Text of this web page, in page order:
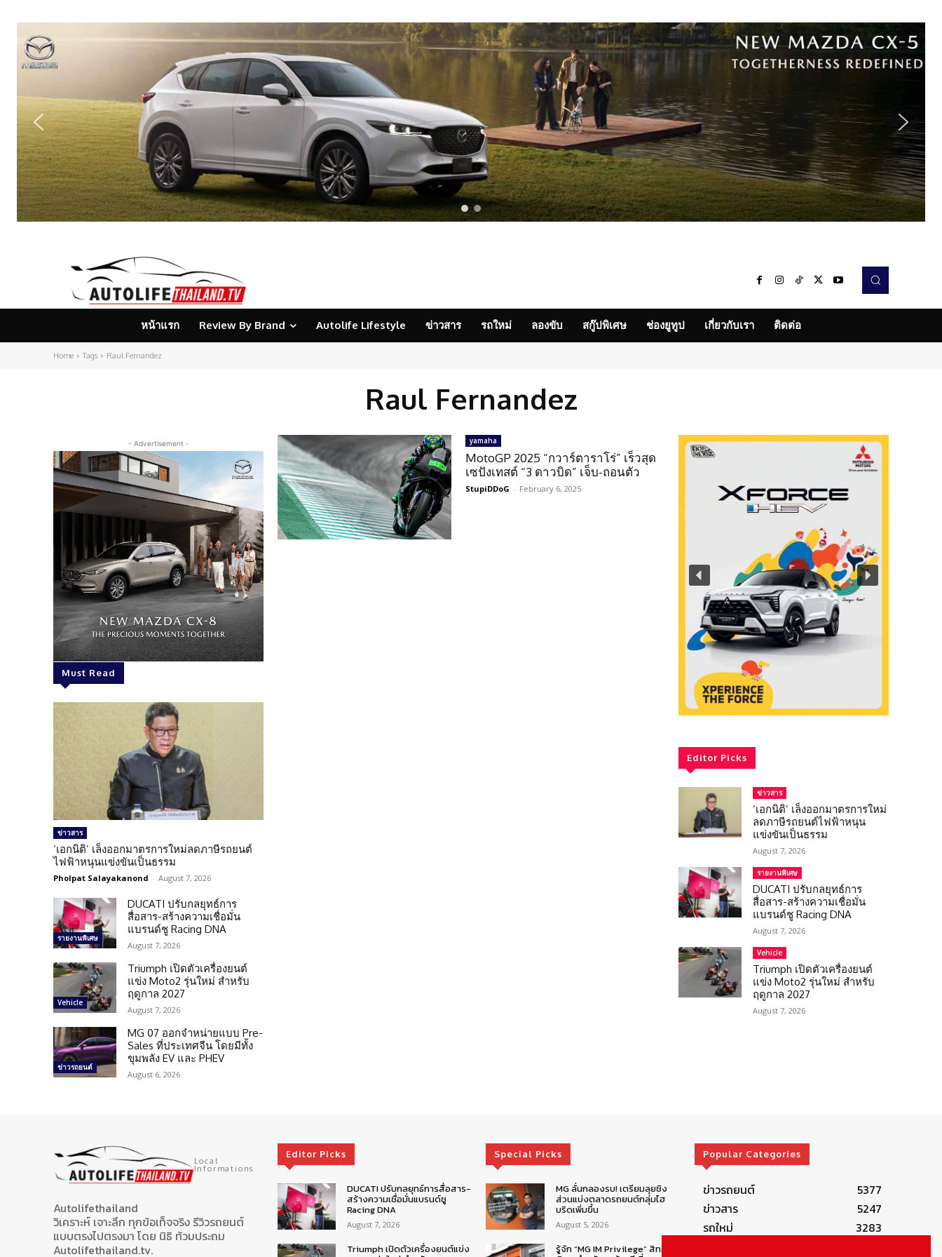
หน้าแรก Review By Brand Autolife Lifestyle ข่าวสาร รถใหม่ ลองขับ สกู๊ปพิเศษ ช่องยูทูป เกี่ยวกับเรา ติดต่อ
Home Tags Raul Fernandez
Raul Fernandez
- Advertisement -
Must Read
ข่าวสาร
‘เอกนิติ’ เล็งออกมาตรการใหม่ลดภาษีรถยนต์
ไฟฟ้าหนุนแข่งขันเป็นธรรม
Pholpat Salayakanond - August 7, 2026
รายงานพิเศษ
DUCATI ปรับกลยุทธ์การ
สื่อสาร-สร้างความเชื่อมั่น
แบรนด์ชู Racing DNA
August 7, 2026
Vehicle
Triumph เปิดตัวเครื่องยนต์
แข่ง Moto2 รุ่นใหม่ สำหรับ
ฤดูกาล 2027
August 7, 2026
ข่าวรถยนต์
MG 07 ออกจำหน่ายแบบ Pre-
Sales ที่ประเทศจีน โดยมีทั้ง
ขุมพลัง EV และ PHEV
August 6, 2026
yamaha
MotoGP 2025 “กวาร์ตาราโร่” เร็วสุด
เซปังเทสต์ “3 ดาวบิด” เจ็บ-ถอนตัว
StupiDDoG - February 6, 2025
Editor Picks
ข่าวสาร
‘เอกนิติ’ เล็งออกมาตรการใหม่
ลดภาษีรถยนต์ไฟฟ้าหนุน
แข่งขันเป็นธรรม
August 7, 2026
รายงานพิเศษ
DUCATI ปรับกลยุทธ์การ
สื่อสาร-สร้างความเชื่อมั่น
แบรนด์ชู Racing DNA
August 7, 2026
Vehicle
Triumph เปิดตัวเครื่องยนต์
แข่ง Moto2 รุ่นใหม่ สำหรับ
ฤดูกาล 2027
August 7, 2026
Local
Informations
Autolifethailand
วิเคราะห์ เจาะลึก ทุกข้อเท็จจริง รีวิวรถยนต์
แบบตรงไปตรงมา โดย นิธิ ท้วมประถม
Autolifethailand.tv.
Editor Picks
DUCATI ปรับกลยุทธ์การสื่อสาร-
สร้างความเชื่อมั่นแบรนด์ชู
Racing DNA
August 7, 2026
Triumph เปิดตัวเครื่องยนต์แข่ง
Special Picks
MG ลั่นกลองรบ! เตรียมลุยชิง
ส่วนแบ่งตลาดรถยนต์กลุ่มไฮ
บริดเพิ่มขึ้น
August 5, 2026
รู้จัก “MG IM Privilege” สิทธิ
Popular Categories
ข่าวรถยนต์
5377
ข่าวสาร
5247
รถใหม่
3283